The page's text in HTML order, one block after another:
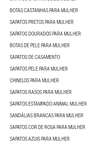
BOTAS CASTANHAS PARA MULHER
SAPATOS PRETOS PARA MULHER
SAPATOS DOURADOS PARA MULHER
BOTAS DE PELE PARA MULHER
SAPATOS DE CASAMENTO
SAPATOS PELE PARA MULHER
CHINELOS PARA MULHER
SAPATOS RASOS PARA MULHER
SAPATOS ESTAMPADO ANIMAL MULHER
SANDÁLIAS BRANCAS PARA MULHER
SAPATOS COR DE ROSA PARA MULHER
SAPATOS AZUIS PARA MULHER